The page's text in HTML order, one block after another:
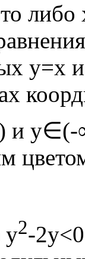
у=х
и у∈(-
у2-